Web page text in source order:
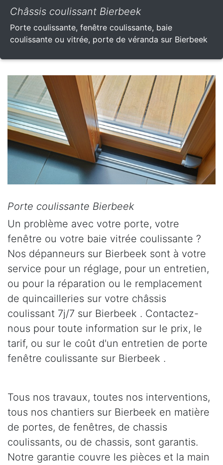
Châssis coulissant Bierbeek
Porte coulissante, fenêtre coulissante, baie
coulissante ou vitrée, porte de véranda sur Bierbeek
Porte coulissante Bierbeek
Un problème avec votre porte, votre
fenêtre ou votre baie vitrée coulissante ?
Nos dépanneurs sur Bierbeek sont à votre
service pour un réglage, pour un entretien,
ou pour la réparation ou le remplacement
de quincailleries sur votre châssis
coulissant 7j/7 sur Bierbeek . Contactez-
nous pour toute information sur le prix, le
tarif, ou sur le coût d'un entretien de porte
fenêtre coulissante sur Bierbeek .
Tous nos travaux, toutes nos interventions,
tous nos chantiers sur Bierbeek en matière
de portes, de fenêtres, de chassis
coulissants, ou de chassis, sont garantis.
Notre garantie couvre les pièces et la main